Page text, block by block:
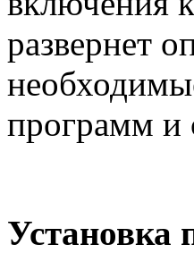
развернет
программ и
Установка